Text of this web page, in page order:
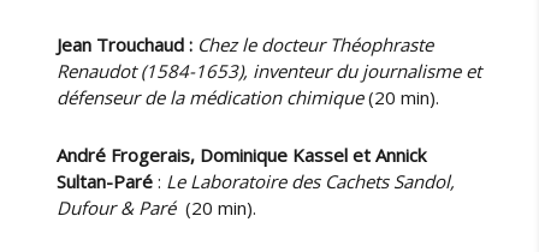
Jean Trouchaud : Chez le docteur Théophraste
Renaudot (1584-1653), inventeur du journalisme et
défenseur de la médication chimique(20 min).
André Frogerais, Dominique Kassel et Annick
Sultan-Paré : Le Laboratoire des Cachets Sandol,
Dufour & Paré(20 min).